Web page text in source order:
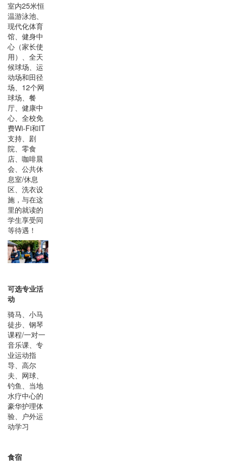
室内25米恒
温游泳池、
现代化体育
馆、健身中
心（家长使
用）、全天
候球场、运
动场和田径
场、12个网
球场、餐
厅、健康中
心、全校免
费Wi-Fi和IT
支持、剧
院、零食
店、咖啡晨
会、公共休
息室/休息
区、洗衣设
施，与在这
里的就读的
学生享受同
等待遇！
可选专业活
动
骑马、小马
徒步、钢琴
课程/一对一
音乐课、专
业运动指
导、高尔
夫、网球、
钓鱼、当地
水疗中心的
豪华护理体
验、户外运
动学习
食宿